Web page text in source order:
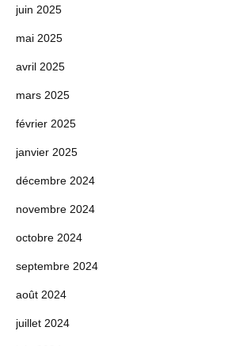
juin 2025
mai 2025
avril 2025
mars 2025
février 2025
janvier 2025
décembre 2024
novembre 2024
octobre 2024
septembre 2024
août 2024
juillet 2024